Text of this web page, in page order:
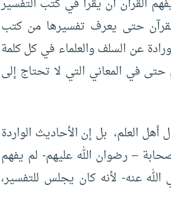
القرآن أن يقرأ في كتب التفسير
حتى يعرف تفسيرها من كتب
عن السلف والعلماء في كل كلمة
حتى في المعاني التي لا تحتاج إلى
العلم، بل إن الأحاديث الواردة
– رضوان الله عليهم- لم يفهم
عنه- لأنه كان يجلس للتفسير،